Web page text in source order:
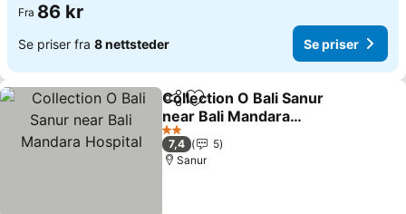
Fra 86 kr
Se priser fra 8 nettsteder Se priser
Del Legg til i favoritter
Collection O Bali Sanur
near Bali Mandara
Hospital
2 Stjerner
7,4
5
Sanur